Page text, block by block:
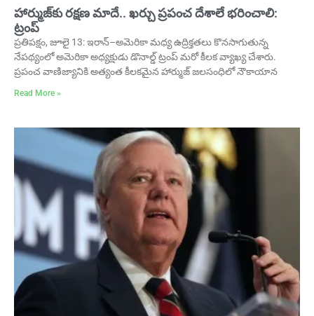
హార్ముజ్‌కు రక్షణ మాదే.. ఖర్చు ప్రపంచ దేశాలే భరించాలి:
ట్రంప్
ప్రతిపక్షం, జూలై 13: ఇరాన్–అమెరికా మధ్య ఉద్రిక్తతలు కొనసాగుతున్న
నేపథ్యంలో అమెరికా అధ్యక్షుడు డొనాల్డ్ ట్రంప్ మరో కీలక వ్యాఖ్య చేశారు.
ప్రపంచ వాణిజ్యానికి అత్యంత కీలకమైన హార్ముజ్ జలసంధిలో నౌకాయాన
Read More »